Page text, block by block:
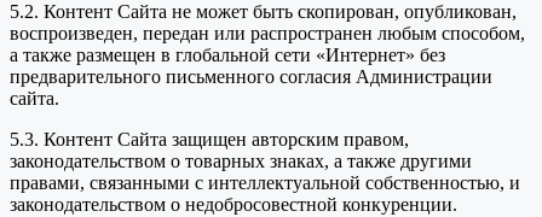
5.2. Контент Сайта не может быть скопирован, опубликован,
воспроизведен, передан или распространен любым способом,
а также размещен в глобальной сети «Интернет» без
предварительного письменного согласия Администрации
сайта.
5.3. Контент Сайта защищен авторским правом,
законодательством о товарных знаках, а также другими
правами, связанными с интеллектуальной собственностью, и
законодательством о недобросовестной конкуренции.